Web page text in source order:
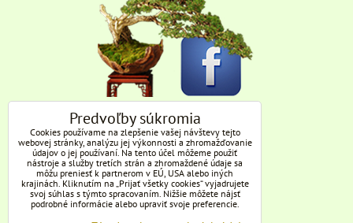
Predvoľby súkromia
Cookies používame na zlepšenie vašej návštevy tejto
webovej stránky, analýzu jej výkonnosti a zhromažďovanie
údajov o jej používaní. Na tento účel môžeme použiť
nástroje a služby tretích strán a zhromaždené údaje sa
môžu preniesť k partnerom v EÚ, USA alebo iných
krajinách. Kliknutím na „Prijať všetky cookies“ vyjadrujete
svoj súhlas s týmto spracovaním. Nižšie môžete nájsť
podrobné informácie alebo upraviť svoje preferencie.